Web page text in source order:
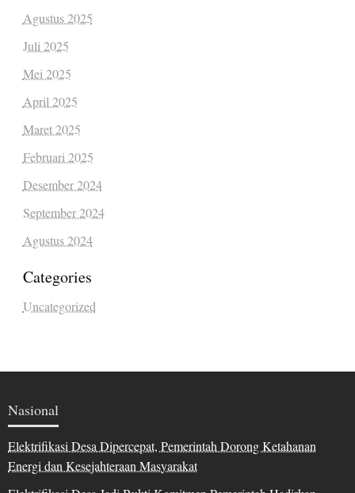
Agustus 2025
Juli 2025
Mei 2025
April 2025
Maret 2025
Februari 2025
Desember 2024
September 2024
Agustus 2024
Categories
Uncategorized
Nasional
Elektrifikasi Desa Dipercepat, Pemerintah Dorong Ketahanan
Energi dan Kesejahteraan Masyarakat